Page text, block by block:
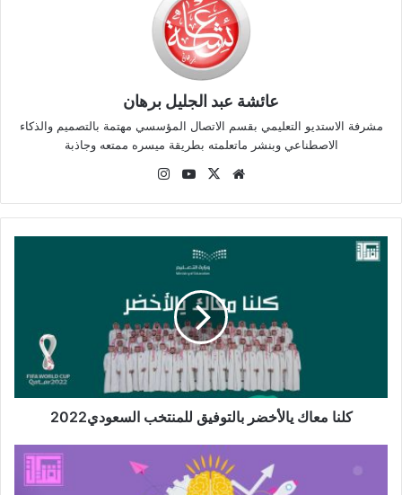
عائشة عبد الجليل برهان
مشرفة الاستديو التعليمي بقسم الاتصال المؤسسي مهتمة بالتصميم والذكاء
الاصطناعي وبنشر ماتعلمته بطريقة ميسره ممتعه وجاذبة
موقع
‫X
‫YouTube
كلنا
معاك
كلنا معاك يالأخضر بالتوفيق للمنتخب السعودي2022